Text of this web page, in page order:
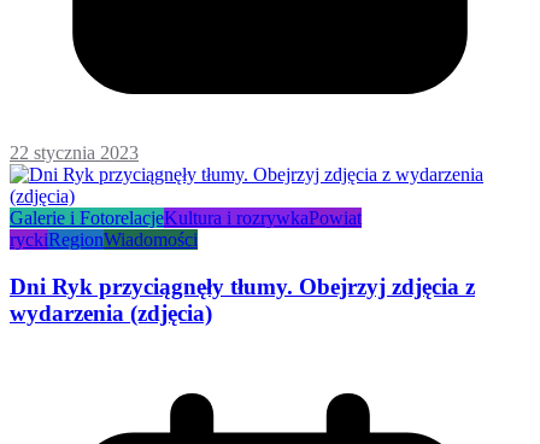
22 stycznia 2023
Galerie i FotorelacjeKultura i rozrywkaPowiat
ryckiRegionWiadomości
Dni Ryk przyciągnęły tłumy. Obejrzyj zdjęcia z
wydarzenia (zdjęcia)